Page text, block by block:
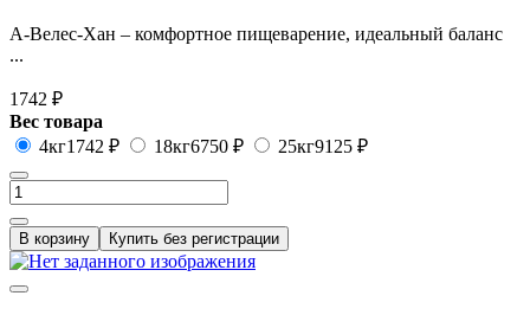
А-Велес-Хан – комфортное пищеварение, идеальный баланс
...
1742 ₽
Вес товара
4кг1742 ₽ 18кг6750 ₽ 25кг9125 ₽
В корзину Купить без регистрации